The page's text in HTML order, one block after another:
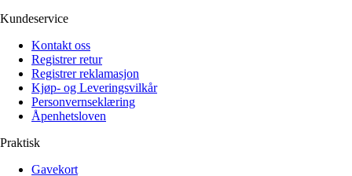
Kundeservice
Kontakt oss
Registrer retur
Registrer reklamasjon
Kjøp- og Leveringsvilkår
Personvernseklæring
Åpenhetsloven
Praktisk
Gavekort